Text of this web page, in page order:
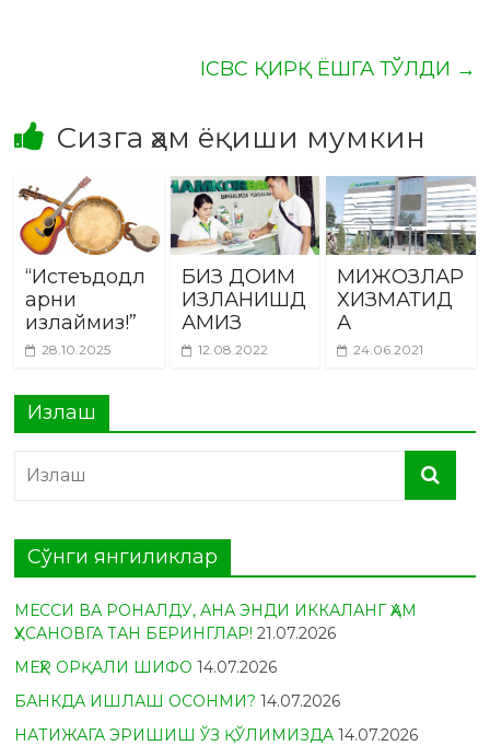
ICBC ҚИРҚ ЁШГА ТЎЛДИ →
Сизга ҳам ёқиши мумкин
“Истеъдодл
арни
излаймиз!”
28.10.2025
БИЗ ДОИМ
ИЗЛАНИШД
АМИЗ
12.08.2022
МИЖОЗЛАР
ХИЗМАТИД
А
24.06.2021
Излаш
Сўнги янгиликлар
МЕССИ ВА РОНАЛДУ, АНА ЭНДИ ИККАЛАНГ ҲАМ
ҲУСАНОВГА ТАН БЕРИНГЛАР! 21.07.2026
МЕҲР ОРҚАЛИ ШИФО 14.07.2026
БАНКДА ИШЛАШ ОСОНМИ? 14.07.2026
НАТИЖАГА ЭРИШИШ ЎЗ ҚЎЛИМИЗДА 14.07.2026